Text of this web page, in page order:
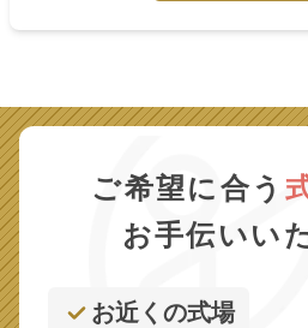
ご希望に合う
お手伝いい
お近くの式場